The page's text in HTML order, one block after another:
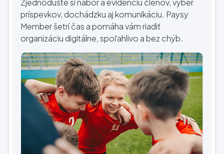
Zjednodušte si nábor a evidenciu členov, výber
príspevkov, dochádzku aj komunikáciu. Paysy
Member šetrí čas a pomáha vám riadiť
organizáciu digitálne, spoľahlivo a bez chýb.